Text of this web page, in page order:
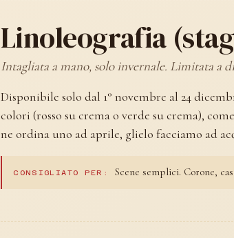
Linoleografia
Intagliata a mano, solo invernale. Limitata a
Disponibile solo dal 1° novembre al 24
colori (rosso su crema o verde su crema),
ne ordina uno ad aprile, glielo facciamo ad
CONSIGLIATO PER: Scene semplici. Corone,